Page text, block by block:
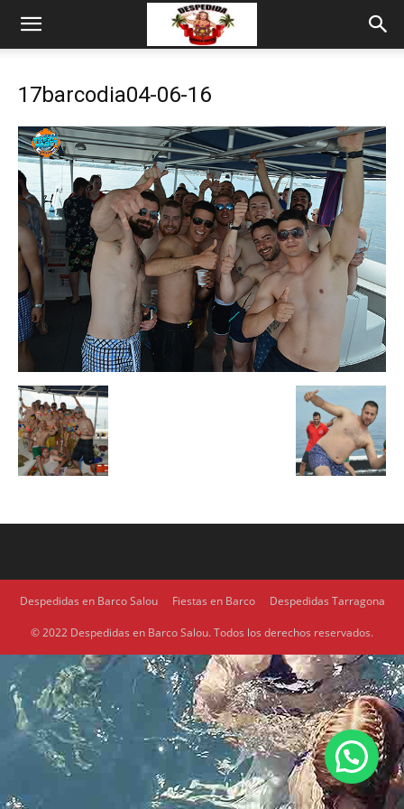
17barcodia04-06-16
Despedidas en Barco Salou Fiestas en Barco Despedidas Tarragona
© 2022 Despedidas en Barco Salou. Todos los derechos reservados.